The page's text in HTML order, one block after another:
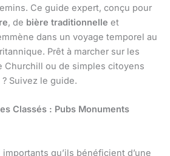
Ce guide expert, conçu pour
, de bière traditionnelle et
dans un voyage temporel au
Prêt à marcher sur les
Churchill ou de simples citoyens
Suivez le guide.
Classés : Pubs Monuments
qu’ils bénéficient d’une